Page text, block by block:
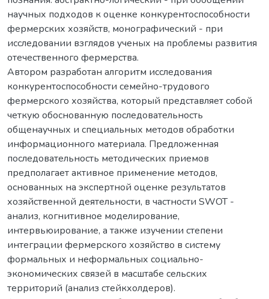
научных подходов к оценке конкурентоспособности
фермерских хозяйств, монографический - при
исследовании взглядов ученых на проблемы развития
отечественного фермерства.
Автором разработан алгоритм исследования
конкурентоспособности семейно-трудового
фермерского хозяйства, который представляет собой
четкую обоснованную последовательность
общенаучных и специальных методов обработки
информационного материала. Предложенная
последовательность методических приемов
предполагает активное применение методов,
основанных на экспертной оценке результатов
хозяйственной деятельности, в частности SWOT -
анализ, когнитивное моделирование,
интервьюирование, а также изучении степени
интеграции фермерского хозяйство в систему
формальных и неформальных социально-
экономических связей в масштабе сельских
территорий (анализ стейкхолдеров).